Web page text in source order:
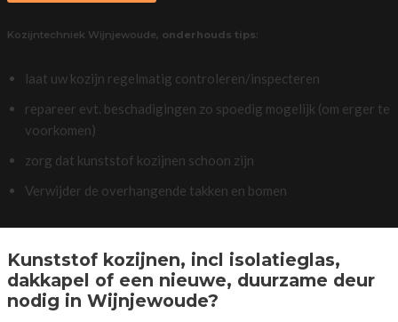
Kozijntechniek Wijnjewoude, onderhouds tips:
laat uw kozijn regelmatig controleren/inspecteren
repareer evt. beschadigingen zo spoedig mogelijk (om erger te
voorkomen)
zorg dat kunststof kozijnen schoon zijn
Verwijder de overhangende takken en bomen
Kunststof kozijnen, incl isolatieglas,
dakkapel of een nieuwe, duurzame deur
nodig in Wijnjewoude?